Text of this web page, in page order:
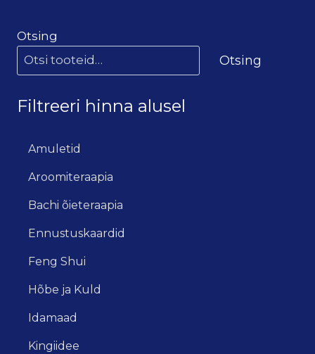
Otsing
Otsing
Filtreeri hinna alusel
Amuletid
Aroomiteraapia
Bachi õieteraapia
Ennustuskaardid
Feng Shui
Hõbe ja Kuld
Idamaad
Kingiidee